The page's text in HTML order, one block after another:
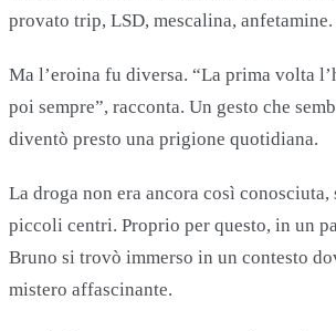
provato trip, LSD, mescalina, anfetamine.
Ma l’eroina fu diversa. “La prima volta
poi sempre”, racconta. Un gesto che
diventò presto una prigione quotidiana.
La droga non era ancora così
piccoli centri. Proprio per questo, in un
Bruno si trovò immerso in un contesto
mistero affascinante.